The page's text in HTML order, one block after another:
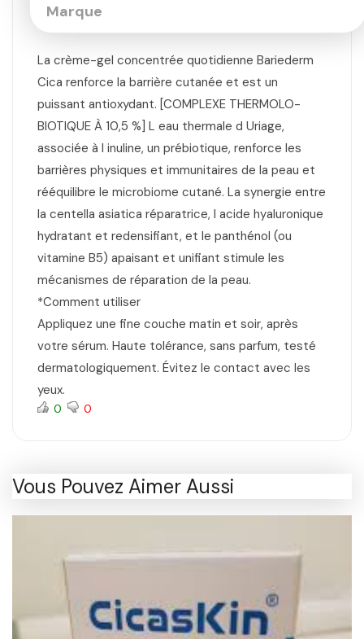
Marque
La crème-gel concentrée quotidienne Bariederm
Cica renforce la barrière cutanée et est un
puissant antioxydant. [COMPLEXE THERMOLO-
BIOTIQUE À 10,5 %] L eau thermale d Uriage,
associée à l inuline, un prébiotique, renforce les
barrières physiques et immunitaires de la peau et
rééquilibre le microbiome cutané. La synergie entre
la centella asiatica réparatrice, l acide hyaluronique
hydratant et redensifiant, et le panthénol (ou
vitamine B5) apaisant et unifiant stimule les
mécanismes de réparation de la peau.
*Comment utiliser
Appliquez une fine couche matin et soir, après
votre sérum. Haute tolérance, sans parfum, testé
dermatologiquement. Évitez le contact avec les
yeux.
0 0
Vous Pouvez Aimer Aussi